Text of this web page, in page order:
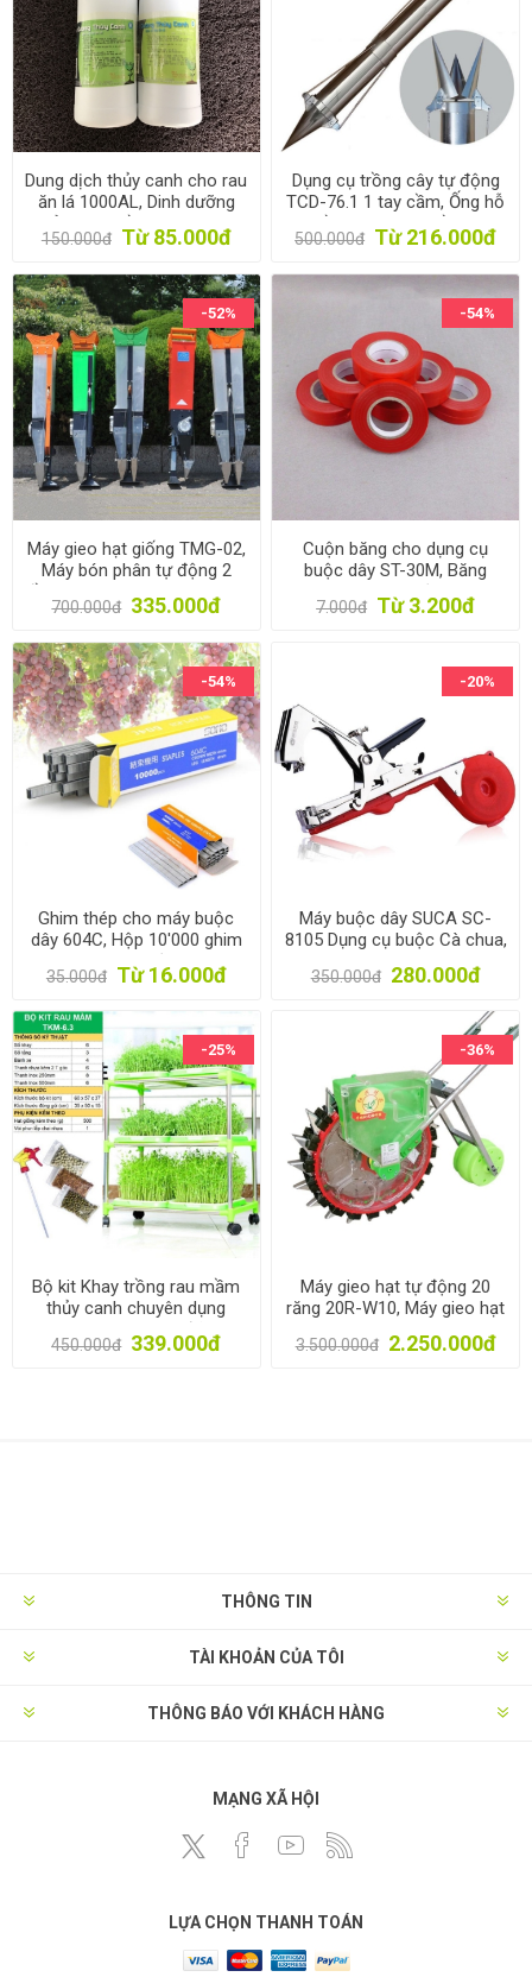
Dung dịch thủy canh cho rau
ăn lá 1000AL, Dinh dưỡng
thủy canh trồng rau 1l * 2,
Phân bón thủy sinh
150.000đ Từ 85.000đ
Dụng cụ trồng cây tự động
TCD-76.1 1 tay cầm, Ống hỗ
trợ trồng cây, Máy trồng cây
gieo hạt
500.000đ Từ 216.000đ
-52%
Máy gieo hạt giống TMG-02,
Máy bón phân tự động 2
đầu ra, Dụng cụ gieo hạt bán
tự động, Gieo Ngô, Lạc, Đậu
700.000đ 335.000đ
-54%
Cuộn băng cho dụng cụ
buộc dây ST-30M, Băng
nhựa cho máy buộc dây leo
Tape tool
7.000đ Từ 3.200đ
-54%
Ghim thép cho máy buộc
dây 604C, Hộp 10'000 ghim
cho Dụng cụ buộc dây leo
Tape tool
35.000đ Từ 16.000đ
-20%
Máy buộc dây SUCA SC-
8105 Dụng cụ buộc Cà chua,
Nho, Dưa leo, Dây leo Tape
tool, Buộc cây leo giàn
350.000đ 280.000đ
-25%
Bộ kit Khay trồng rau mầm
thủy canh chuyên dụng
TKM-6.3, Khay, Giá đỡ, Vòi
xịt, Hạt giống
450.000đ 339.000đ
-36%
Máy gieo hạt tự động 20
răng 20R-W10, Máy gieo hạt
1 hàng bánh lăn 7.5cm, Máy
gieo đậu phộng, Lạc
3.500.000đ 2.250.000đ
THÔNG TIN
TÀI KHOẢN CỦA TÔI
THÔNG BÁO VỚI KHÁCH HÀNG
MẠNG XÃ HỘI
LỰA CHỌN THANH TOÁN